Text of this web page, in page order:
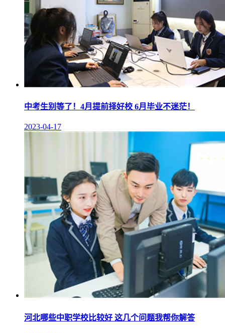
中考生别等了！4月提前择好校 6月毕业不迷茫！
2023-04-17
河北哪些中职学校比较好 这几个问题我帮你解答